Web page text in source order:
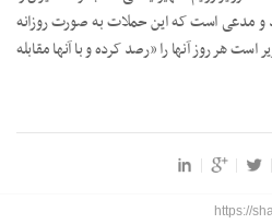
و مدعی است که این حملات به صورت روزانه
است هر روز آنها را «رصد کرده و با آنها مقابله
https://